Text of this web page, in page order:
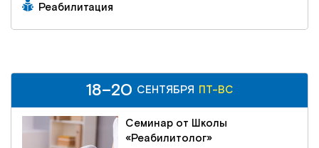
Реабилитация
Семинар от Школы
«Реабилитолог»
18–20 СЕНТЯБРЯ ПТ-ВС